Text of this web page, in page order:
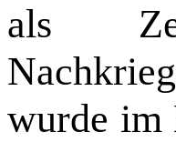
als
wurde im